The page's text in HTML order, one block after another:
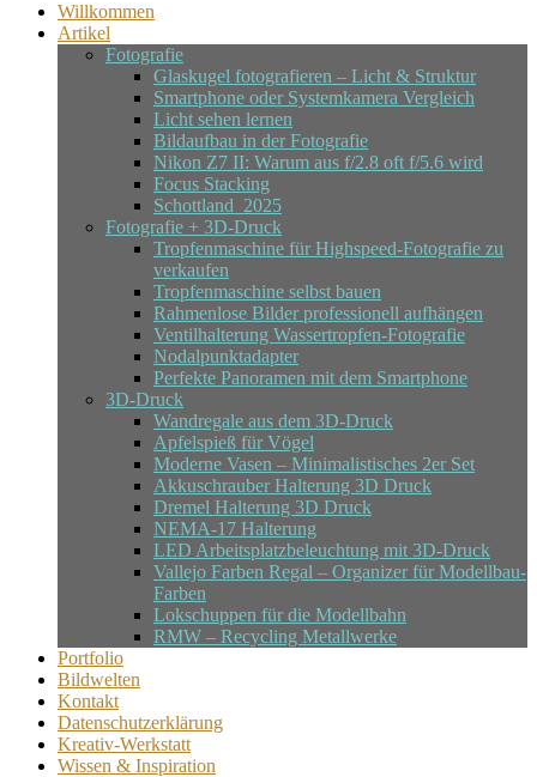
Willkommen
Artikel
Fotografie
Glaskugel fotografieren – Licht & Struktur
Smartphone oder Systemkamera Vergleich
Licht sehen lernen
Bildaufbau in der Fotografie
Nikon Z7 II: Warum aus f/2.8 oft f/5.6 wird
Focus Stacking
Schottland_2025
Fotografie + 3D-Druck
Tropfenmaschine für Highspeed-Fotografie zu
verkaufen
Tropfenmaschine selbst bauen
Rahmenlose Bilder professionell aufhängen
Ventilhalterung Wassertropfen-Fotografie
Nodalpunktadapter
Perfekte Panoramen mit dem Smartphone
3D-Druck
Wandregale aus dem 3D-Druck
Apfelspieß für Vögel
Moderne Vasen – Minimalistisches 2er Set
Akkuschrauber Halterung 3D Druck
Dremel Halterung 3D Druck
NEMA-17 Halterung
LED Arbeitsplatzbeleuchtung mit 3D-Druck
Vallejo Farben Regal – Organizer für Modellbau-
Farben
Lokschuppen für die Modellbahn
RMW – Recycling Metallwerke
Portfolio
Bildwelten
Kontakt
Datenschutzerklärung
Kreativ-Werkstatt
Wissen & Inspiration